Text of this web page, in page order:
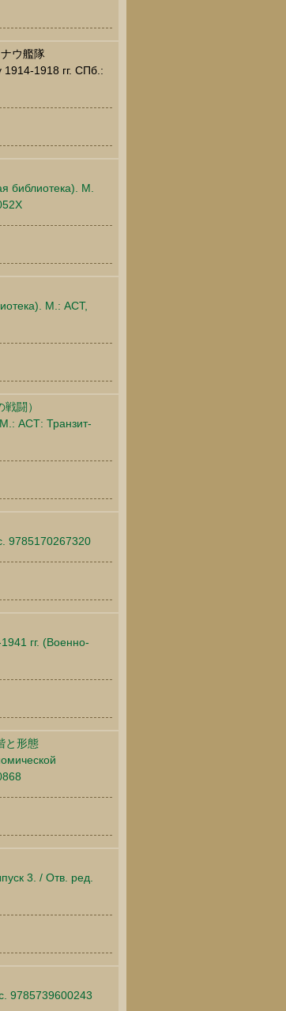
ウ艦隊
1918 гг. СПб.:
библиотека). М.
М.: АСТ,
闘）
АСТ: Транзит-
9785170267320
гг. (Военно-
と形態
3. / Отв. ред.
9785739600243